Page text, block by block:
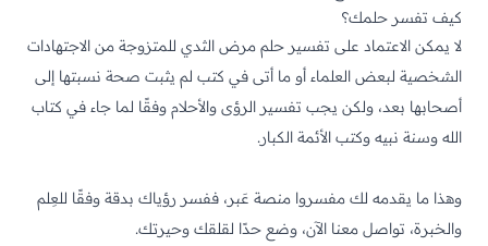
كيف تفسر حلمك؟
لا يمكن الاعتماد على تفسير حلم مرض الثدي للمتزوجة من الاجتهادات
الشخصية لبعض العلماء أو ما أتى في كتب لم يثبت صحة نسبتها إلى
أصحابها بعد، ولكن يجب تفسير الرؤى والأحلام وفقًا لما جاء في كتاب
الله وسنة نبيه وكتب الأئمة الكبار.
وهذا ما يقدمه لك مفسروا منصة عَبر، ففسر رؤياك بدقة وفقًا للعِلم
والخبرة، تواصل معنا الآن، وضع حدًا لقلقك وحيرتك.